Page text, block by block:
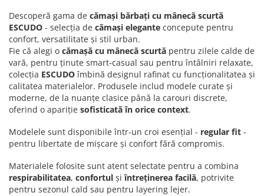
Descoperă gama de cămași bărbați cu mânecă scurtă
ESCUDO - selecția de cămași elegante concepute pentru
confort, versatilitate și stil urban.
Fie că alegi o cămașă cu mânecă scurtă pentru zilele calde de
vară, pentru ținute smart‑casual sau pentru întâlniri relaxate,
colecția ESCUDOîmbină designul rafinat cu funcționalitatea și
calitatea materialelor. Produsele includ modele curate și
moderne, de la nuanțe clasice până la carouri discrete,
oferind o apariție sofisticată în orice context.
Modelele sunt disponibile într-un croi esențial - regular fit -
pentru libertate de mișcare și confort fără compromis.
Materialele folosite sunt atent selectate pentru a combina
respirabilitatea, confortul șiîntreținerea facilă, potrivite
pentru sezonul cald sau pentru layering lejer.